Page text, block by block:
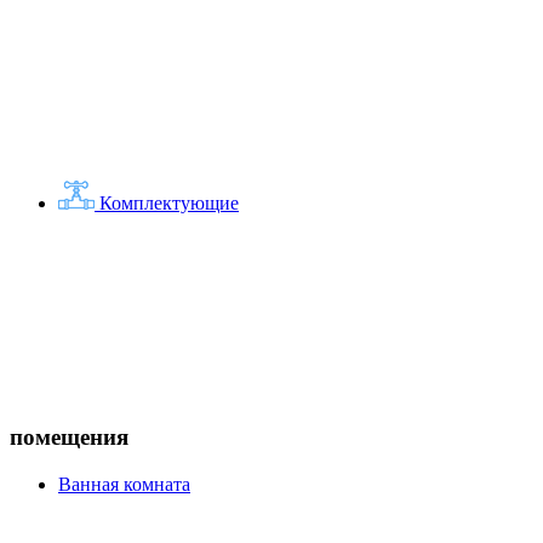
Комплектующие
помещения
Ванная комната